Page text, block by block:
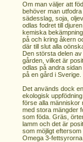
Om man väljer att
behöver man
sädesslag, soja,
odlas fodret till
kemiska
på och kring åkern
där till slut alla
Den största delen
gården, vilket är
odlas på andra
på en gård i Sverige.
Det används dock
ekologisk
förse alla människor
med stora mängder
som föda. Gräs,
lamm och det är
som möjligt
Omega 3-